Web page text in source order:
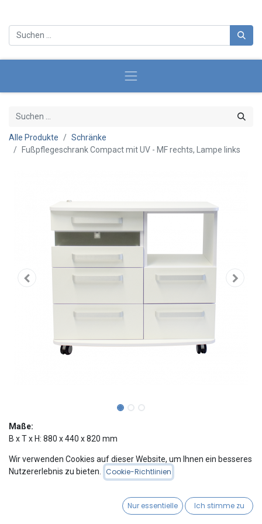
Alle Produkte
Schränke
Fußpflegeschrank Compact mit UV - MF rechts, Lampe links
Maße:
B x T x H: 880 x 440 x 820 mm
B x T x H / mm:
von oben nach unten:
Wir verwenden Cookies auf dieser Website, um Ihnen ein besseres
Nutzererlebnis zu bieten.
Cookie-Richtlinien
Nur essentielle Ich stimme zu